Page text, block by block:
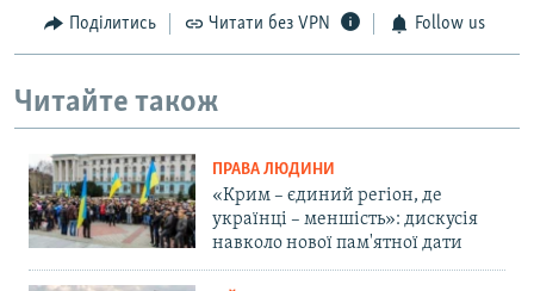
Поділитись Читати без VPN Follow us
Читайте також
ПРАВА ЛЮДИНИ
«Крим – єдиний регіон, де
українці – меншість»: дискусія
навколо нової пам'ятної дати